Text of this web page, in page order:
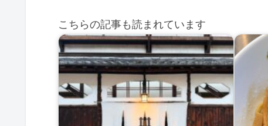
こちらの記事も読まれています